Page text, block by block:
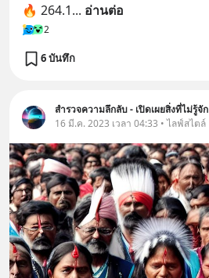
🔥 264.1... อ่านต่อ
2
6 บันทึก
สำรวจความลึกลับ - เปิดเผยสิ่งที่ไม่รู้จัก
16 มี.ค. 2023 เวลา 04:33 • ไลฟ์สไตล์